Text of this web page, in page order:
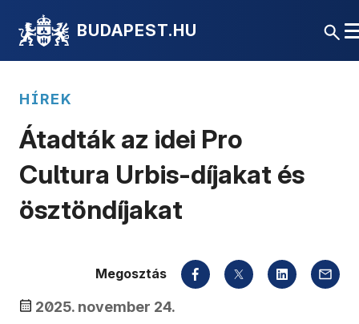
BUDAPEST.HU
HÍREK
Átadták az idei Pro
Cultura Urbis-díjakat és
ösztöndíjakat
2025. november 24.
Megosztás